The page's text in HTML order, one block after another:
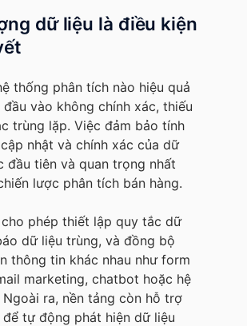
dữ liệu là điều kiện
thống phân tích nào hiệu quả
đầu vào không chính xác, thiếu
trùng lặp. Việc đảm bảo tính
nhật và chính xác của dữ
đầu tiên và quan trọng nhất
lược phân tích bán hàng.
cho phép thiết lập quy tắc dữ
dữ liệu trùng, và đồng bộ
thông tin khác nhau như form
marketing, chatbot hoặc hệ
Ngoài ra, nền tảng còn hỗ trợ
tự động phát hiện dữ liệu